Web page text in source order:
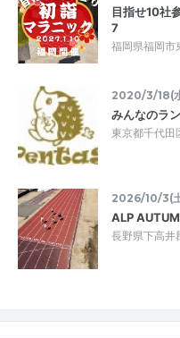
目指せ10社
7
福岡県福岡市
2020/3/18(
みんなのラ
東京都千代田
2026/10/3(
ALP
長野県下高井